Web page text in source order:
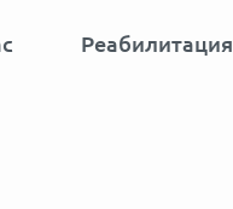
Реабилитация